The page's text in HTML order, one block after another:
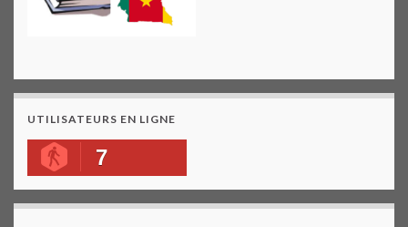
UTILISATEURS EN LIGNE
7